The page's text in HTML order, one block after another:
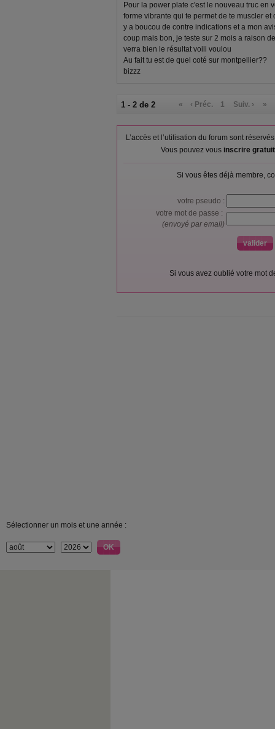
Pour la power plate c'est le nouveau truc en
forme vibrante qui te permet de te muscler et
y a boucou de contre indications et a mon
coup mais bon, je teste sur 2 mois a raison
verra bien le résultat voili voulou
Au fait tu est de quel coté sur montpellier??
bizzz
1 - 2 de 2 « ‹ Préc. 1 Suiv. › »
L’accès et l’utilisation du forum sont
Vous pouvez vous inscrire
Si vous êtes déjà membre,
votre pseudo :
votre mot de passe :
(envoyé par email)
Si vous avez oublié votre mot
Sélectionner un mois et une année :